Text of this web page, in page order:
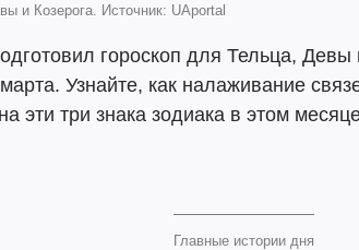
и Козерога. Источник: UAportal
гороскоп для Тельца, Девы
Узнайте, как налаживание
эти три знака зодиака в этом
Главные истории дня